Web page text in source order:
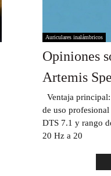
Auriculares inalámbricos
Opiniones
Artemis
Ventaja
de uso
DTS 7.1 y rango
20 Hz a 20